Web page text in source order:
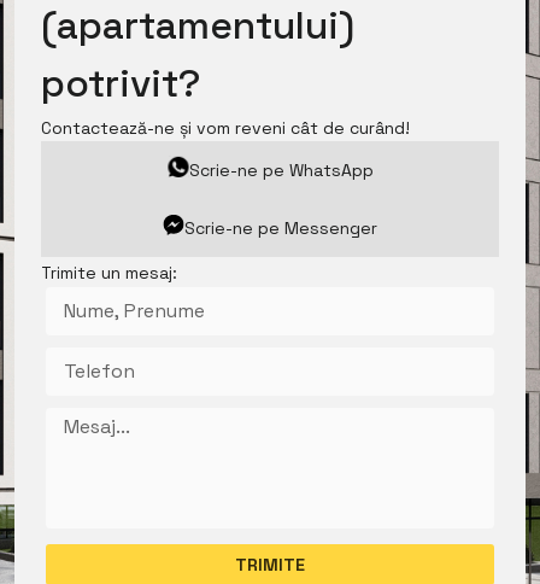
(apartamentului)
potrivit?
Contactează-ne și vom reveni cât de curând!
Scrie-ne pe WhatsApp
Scrie-ne pe Messenger
Trimite un mesaj: